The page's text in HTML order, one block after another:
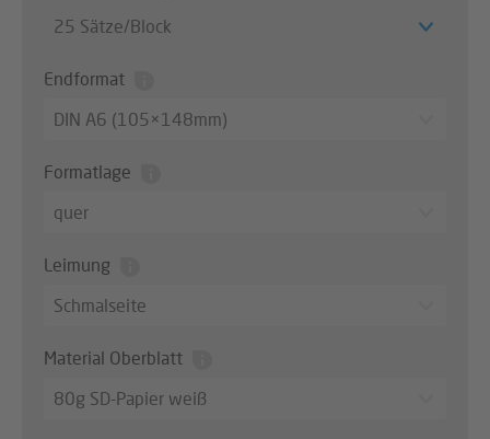
25 Sätze/Block
Endformat
DIN A6 (105×148mm)
Formatlage
quer
Leimung
Schmalseite
Material Oberblatt
80g SD-Papier weiß